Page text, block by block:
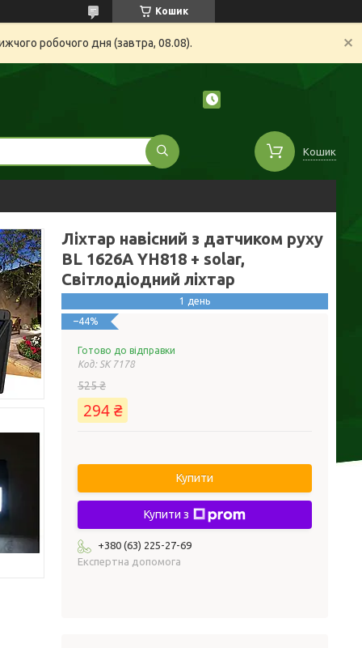
Кошик
робочого дня (завтра, 08.08).
Кошик
Ліхтар навісний з датчиком руху
BL 1626A YH818 + solar,
Світлодіодний ліхтар
1 день
–44%
Готово до відправки
Код: SK 7178
525 ₴
294 ₴
Купити
Купити з
+380 (63) 225-27-69
Експертна допомога